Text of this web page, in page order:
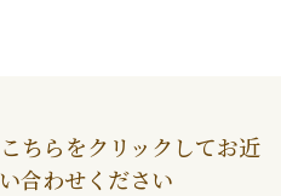
ちらをクリックしてお近
合わせください